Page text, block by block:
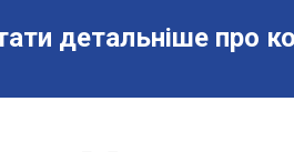
детальніше про